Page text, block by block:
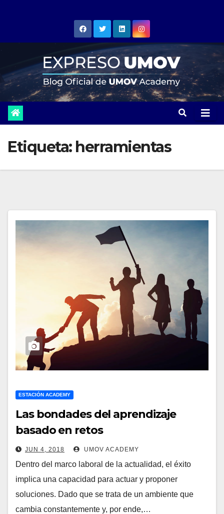
Etiqueta: herramientas
ESTACIÓN ACADEMY
Las bondades del aprendizaje
basado en retos
JUN 4, 2018 UMOV ACADEMY
Dentro del marco laboral de la actualidad, el éxito
implica una capacidad para actuar y proponer
soluciones. Dado que se trata de un ambiente que
cambia constantemente y, por ende,…